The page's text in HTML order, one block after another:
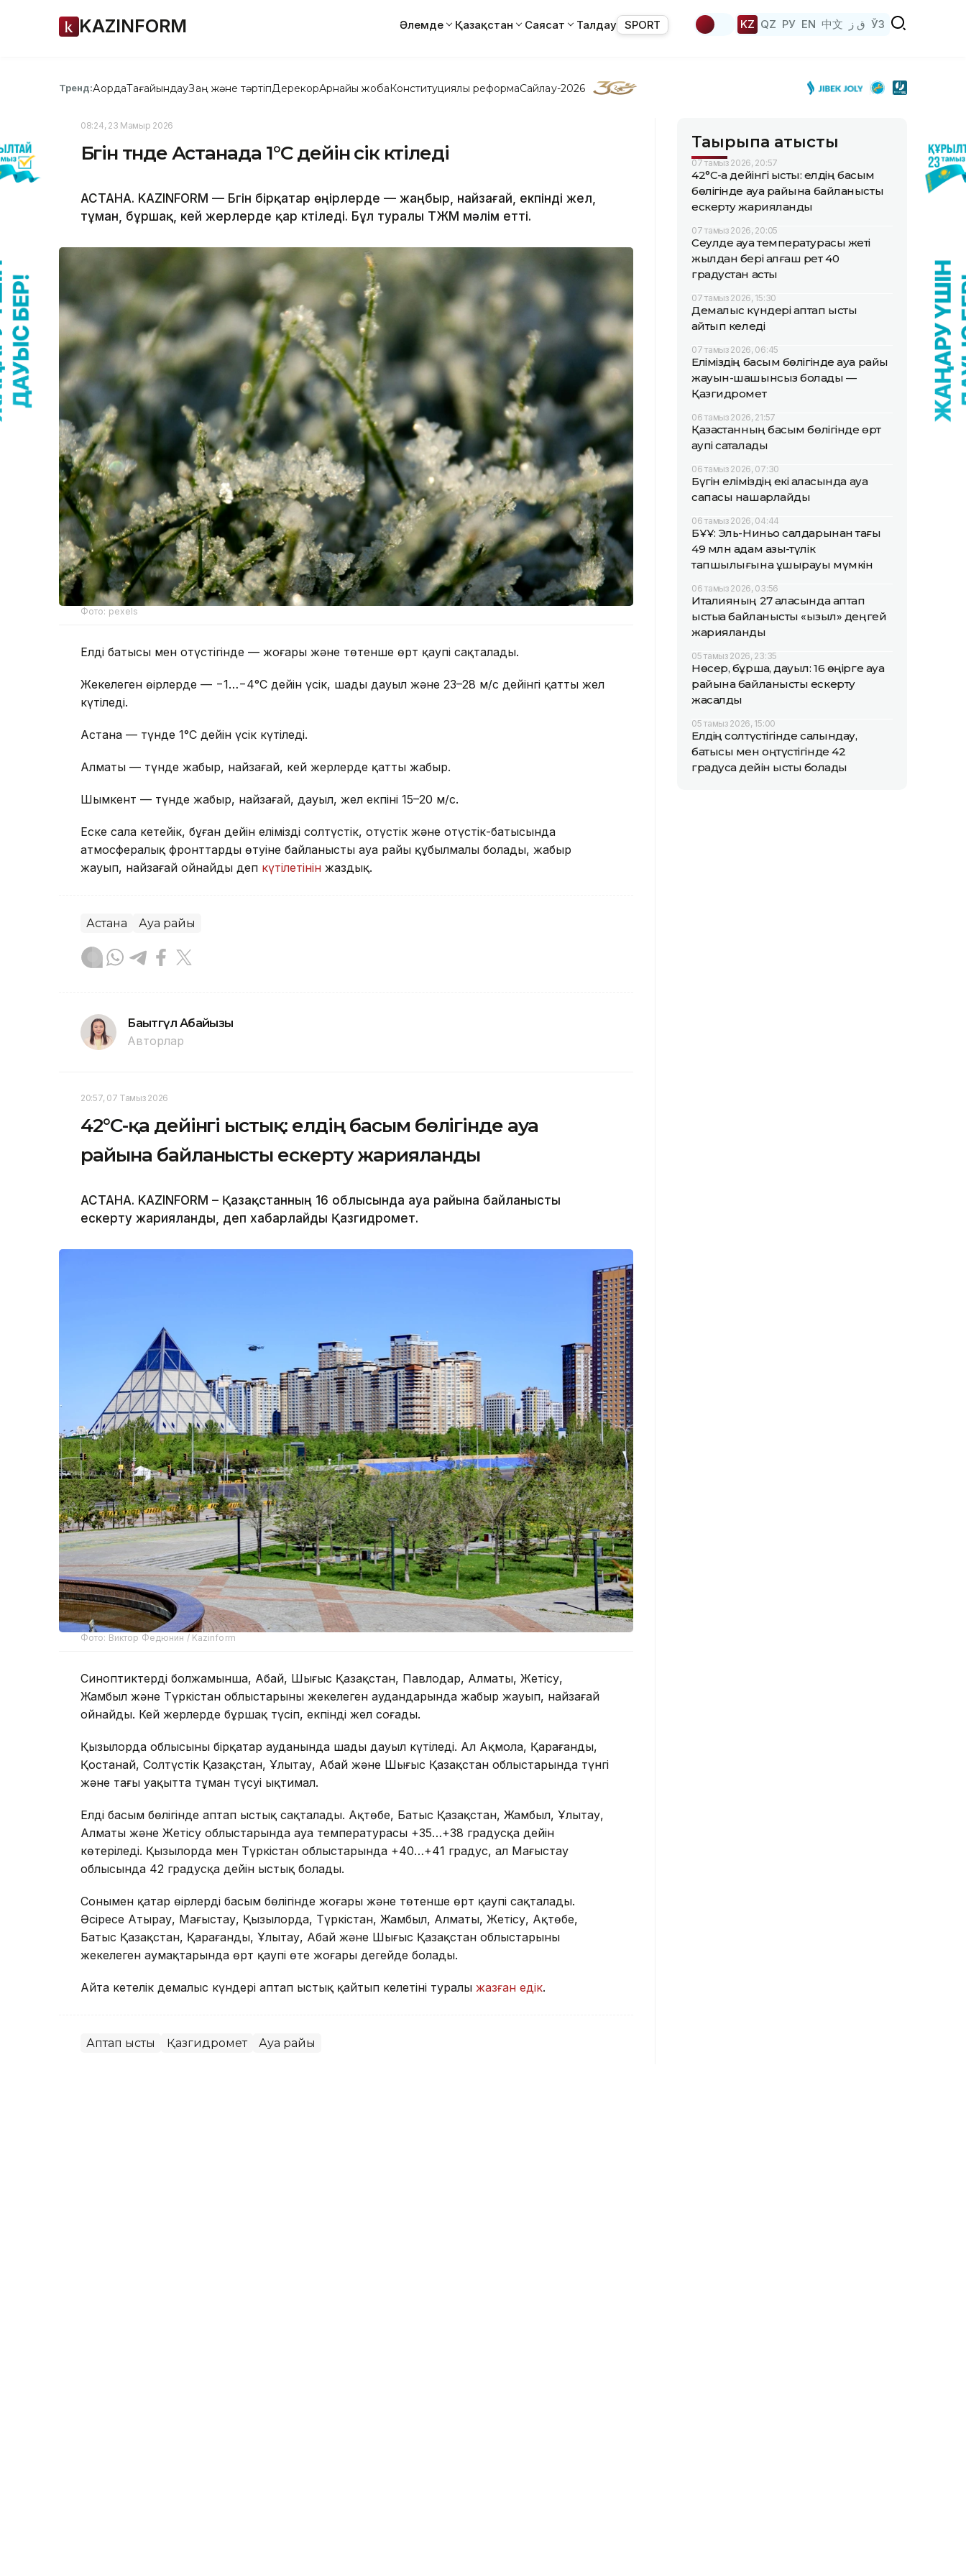
KAZINFORM Әлемде Қазақстан Саясат Талдау SPORT KZ QZ РУ EN 中文 ق ز ЎЗ
Тренд:АқордаТағайындауЗаң және тәртіпДерекқорАрнайы жобаКонституциялық реформаСайлау-2026
08:24, 23 Мамыр 2026
Бүгін түнде Астанада 1°C дейін үсік күтіледі
АСТАНА. KAZINFORM — Бүгін бірқатар өңірлерде — жаңбыр, найзағай, екпінді жел,
тұман, бұршақ, кей жерлерде қар күтіледі. Бұл туралы ТЖМ мәлім етті.
Фото: pexels
Елдің батысы мен оңтүстігінде — жоғары және төтенше өрт қаупі сақталады.
Жекелеген өңірлерде — −1…−4°C дейін үсік, шаңды дауыл және 23–28 м/с дейінгі қатты жел
күтіледі.
Астана — түнде 1°C дейін үсік күтіледі.
Алматы — түнде жаңбыр, найзағай, кей жерлерде қатты жаңбыр.
Шымкент — түнде жаңбыр, найзағай, дауыл, жел екпіні 15–20 м/с.
Еске сала кетейік, бұған дейін еліміздің солтүстік, оңтүстік және оңтүстік-батысында
атмосфералық фронттардың өтуіне байланысты ауа райы құбылмалы болады, жаңбыр
жауып, найзағай ойнайды деп күтілетінін жаздық.
Астана Ауа райы
Бақытгүл Абайқызы
Авторлар
20:57, 07 Тамыз 2026
42°C-қа дейінгі ыстық: елдің басым бөлігінде ауа
райына байланысты ескерту жарияланды
АСТАНА. KAZINFORM – Қазақстанның 16 облысында ауа райына байланысты
ескерту жарияланды, деп хабарлайды Қазгидромет.
Фото: Виктор Федюнин / Kazinform
Синоптиктердің болжамынша, Абай, Шығыс Қазақстан, Павлодар, Алматы, Жетісу,
Жамбыл және Түркістан облыстарының жекелеген аудандарында жаңбыр жауып, найзағай
ойнайды. Кей жерлерде бұршақ түсіп, екпінді жел соғады.
Қызылорда облысының бірқатар ауданында шаңды дауыл күтіледі. Ал Ақмола, Қарағанды,
Қостанай, Солтүстік Қазақстан, Ұлытау, Абай және Шығыс Қазақстан облыстарында түнгі
және таңғы уақытта тұман түсуі ықтимал.
Елдің басым бөлігінде аптап ыстық сақталады. Ақтөбе, Батыс Қазақстан, Жамбыл, Ұлытау,
Алматы және Жетісу облыстарында ауа температурасы +35…+38 градусқа дейін
көтеріледі. Қызылорда мен Түркістан облыстарында +40…+41 градус, ал Маңғыстау
облысында 42 градусқа дейін ыстық болады.
Сонымен қатар өңірлердің басым бөлігінде жоғары және төтенше өрт қаупі сақталады.
Әсіресе Атырау, Маңғыстау, Қызылорда, Түркістан, Жамбыл, Алматы, Жетісу, Ақтөбе,
Батыс Қазақстан, Қарағанды, Ұлытау, Абай және Шығыс Қазақстан облыстарының
жекелеген аумақтарында өрт қаупі өте жоғары деңгейде болады.
Айта кетелік демалыс күндері аптап ыстық қайтып келетіні туралы жазған едік.
Аптап ыстық Қазгидромет Ауа райы
Тақырыпқа қатысты
07 тамыз 2026, 20:57
42°C-қа дейінгі ыстық: елдің басым
бөлігінде ауа райына байланысты
ескерту жарияланды
07 тамыз 2026, 20:05
Сеулде ауа температурасы жеті
жылдан бері алғаш рет 40
градустан асты
07 тамыз 2026, 15:30
Демалыс күндері аптап ыстық
қайтып келеді
07 тамыз 2026, 06:45
Еліміздің басым бөлігінде ауа райы
жауын-шашынсыз болады —
Қазгидромет
06 тамыз 2026, 21:57
Қазақстанның басым бөлігінде өрт
қаупі сақталады
06 тамыз 2026, 07:30
Бүгін еліміздің екі қаласында ауа
сапасы нашарлайды
06 тамыз 2026, 04:44
БҰҰ: Эль-Ниньо салдарынан тағы
49 млн адам азық-түлік
тапшылығына ұшырауы мүмкін
06 тамыз 2026, 03:56
Италияның 27 қаласында аптап
ыстыққа байланысты «қызыл» деңгей
жарияланды
05 тамыз 2026, 23:35
Нөсер, бұршақ, дауыл: 16 өңірге ауа
райына байланысты ескерту
жасалды
05 тамыз 2026, 15:00
Елдің солтүстігінде салқындау,
батысы мен оңтүстігінде 42
градусқа дейін ыстық болады